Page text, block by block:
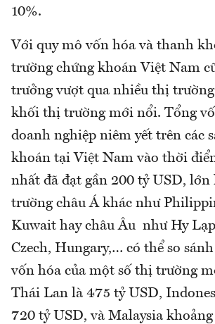
10%.
Với quy mô vốn hóa và thanh
trường chứng khoán Việt Nam
trưởng vượt qua nhiều thị
khối thị trường mới nổi. Tổng
doanh nghiệp niêm yết trên các
khoán tại Việt Nam vào thời
nhất đã đạt gần 200 tỷ USD,
trường châu Á khác như
Kuwait hay châu Âu như Hy
Czech, Hungary,… có thể so
vốn hóa của một số thị trường
Thái Lan là 475 tỷ USD,
720 tỷ USD, và Malaysia